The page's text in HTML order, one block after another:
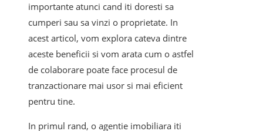
importante atunci cand iti doresti sa
cumperi sau sa vinzi o proprietate. In
acest articol, vom explora cateva dintre
aceste beneficii si vom arata cum o astfel
de colaborare poate face procesul de
tranzactionare mai usor si mai eficient
pentru tine.
In primul rand, o agentie imobiliara iti